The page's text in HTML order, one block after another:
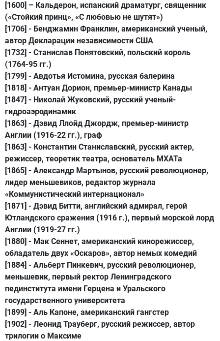
[1600] – Кальдерон, испанский драматург, священник
(«Стойкий принц», «С любовью не шутят»)
[1706] - Бенджамин Франклин, американский ученый,
автор Декларации независимости США
[1732] - Станислав Понятовский, польский король
(1764-95 гг.)
[1799] - Авдотья Истомина, русская балерина
[1818] - Антуан Дорион, премьер-министр Канады
[1847] - Николай Жуковский, русский ученый-
гидроаэродинамик
[1863] - Дэвид Ллойд Джордж, премьер-министр
Англии (1916-22 гг.), граф
[1863] - Константин Станиславский, русский актер,
режиссер, теоретик театра, основатель МХАТа
[1865] - Александр Мартынов, русский революционер,
лидер меньшевиков, редактор журнала
«Коммунистический интернационал»
[1871] - Дэвид Битти, английский адмирал, герой
Ютландского сражения (1916 г.), первый морской лорд
Англии (1919-27 гг.)
[1880] - Мак Сеннет, американский кинорежиссер,
обладатель двух «Оскаров», автор немых комедий
[1884] - Альберт Пинкевич, русский революционер,
меньшевик, первый ректор Ленинградского
пединститута имени Герцена и Уральского
государственного университета
[1899] - Аль Капоне, американский гангстер
[1902] - Леонид Трауберг, русский режиссер, автор
трилогии о Максиме